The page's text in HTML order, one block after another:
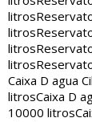
litros
litros
litros
litros
Caixa D agua
litrosCaixa D
10000 litros